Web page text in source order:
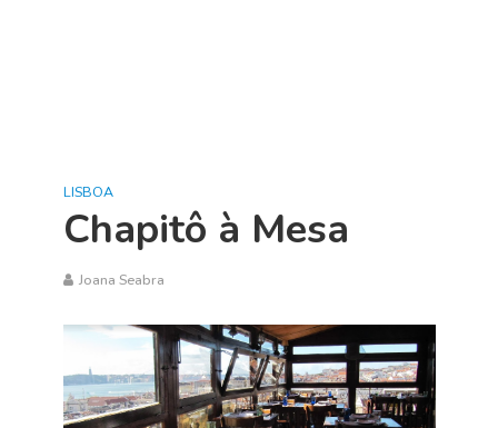
LISBOA
Chapitô à Mesa
Joana Seabra